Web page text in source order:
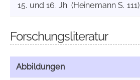
15. und 16. Jh. (Heinemann S. 111)
Forschungsliteratur
Abbildungen